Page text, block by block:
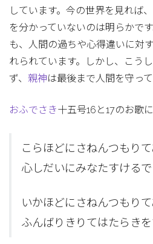
しています。今の世界を見れば
を分かっていないのは明らかです
も、人間の過ちや心得違いに対
れられています。しかし、こう
ず、 親神は最後まで人間を守って
おふでさき十五号16と17のお歌に
こらほどにさねんつもり
心しだいにみなたすけるで
いかほどにさねんつもり
ふんばりきりてはたらき